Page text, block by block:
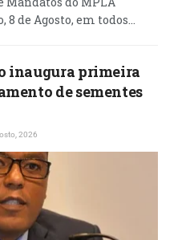
de Agosto, em todos...
inaugura primeira
de sementes
2026